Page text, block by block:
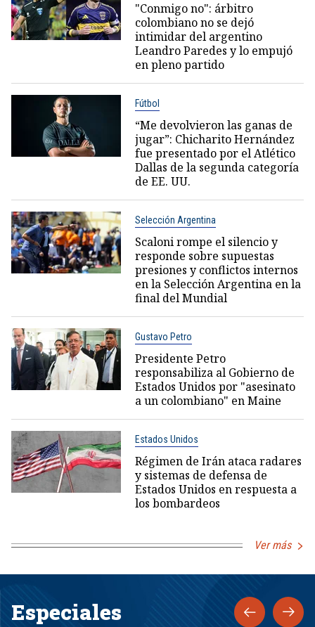
"Conmigo no": árbitro
colombiano no se dejó
intimidar del argentino
Leandro Paredes y lo empujó
en pleno partido
Fútbol
“Me devolvieron las ganas de
jugar”: Chicharito Hernández
fue presentado por el Atlético
Dallas de la segunda categoría
de EE. UU.
Selección Argentina
Scaloni rompe el silencio y
responde sobre supuestas
presiones y conflictos internos
en la Selección Argentina en la
final del Mundial
Gustavo Petro
Presidente Petro
responsabiliza al Gobierno de
Estados Unidos por "asesinato
a un colombiano" en Maine
Estados Unidos
Régimen de Irán ataca radares
y sistemas de defensa de
Estados Unidos en respuesta a
los bombardeos
Ver más
Especiales